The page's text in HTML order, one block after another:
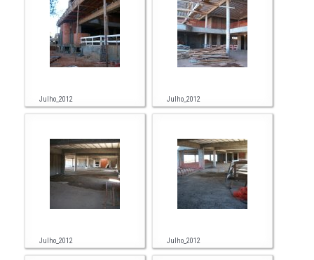
Julho_2012 Julho_2012
Julho_2012 Julho_2012